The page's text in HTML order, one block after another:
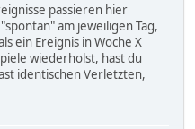
passieren hier
am jeweiligen Tag,
ein Ereignis in Woche X
wiederholst, hast du
identischen Verletzten,